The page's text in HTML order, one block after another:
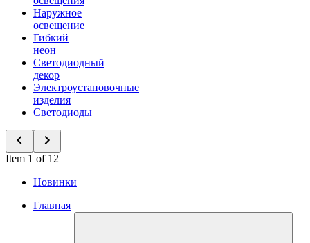
Наружное
освещение
Гибкий
неон
Светодиодный
декор
Электроустановочные
изделия
Светодиоды
Item 1 of 12
Новинки
Главная